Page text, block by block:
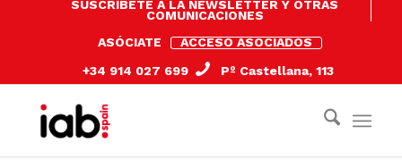
SUSCRÍBETE A LA NEWSLETTER Y OTRAS
COMUNICACIONES
ASÓCIATE
ACCESO ASOCIADOS
+34 914 027 699
Pº Castellana, 113